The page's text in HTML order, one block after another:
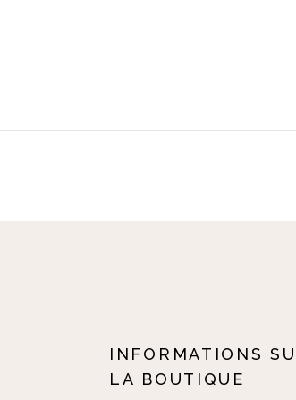
INFORMATIONS
LA BOUTIQUE